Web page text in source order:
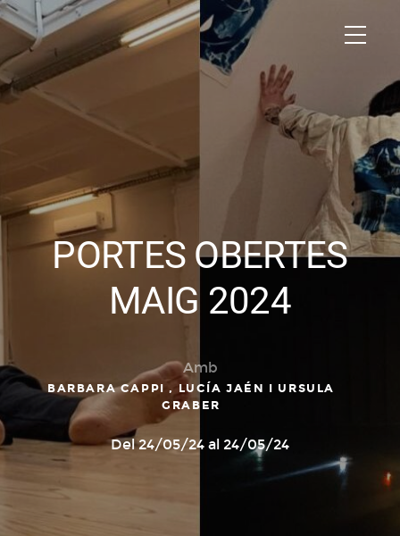
PORTES OBERTES
MAIG 2024
Amb
BARBARA CAPPI , LUCÍA JAÉN I URSULA
GRABER
Del 24/05/24 al 24/05/24